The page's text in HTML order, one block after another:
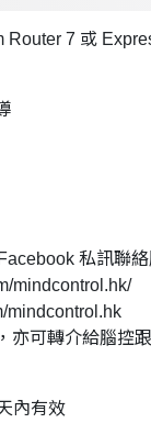
Router 7 或
私訊聯
mindcontrol.hk/
mindcontrol.hk
亦可轉介給腦控
內有效